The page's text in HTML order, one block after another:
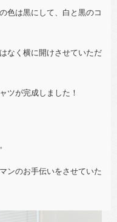
色は黒にして、白と黒のコ
なく横に開けさせていただ
ツが完成しました！
ンのお手伝いをさせていた